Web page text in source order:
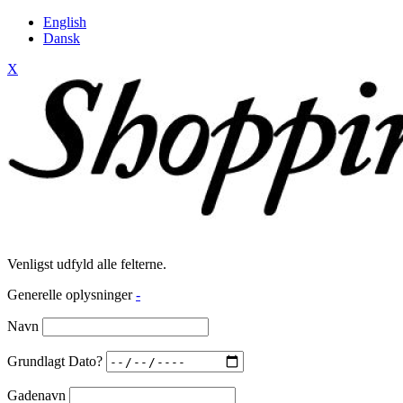
English
Dansk
X
Venligst udfyld alle felterne.
Generelle oplysninger -
Navn
Grundlagt Dato?
Gadenavn